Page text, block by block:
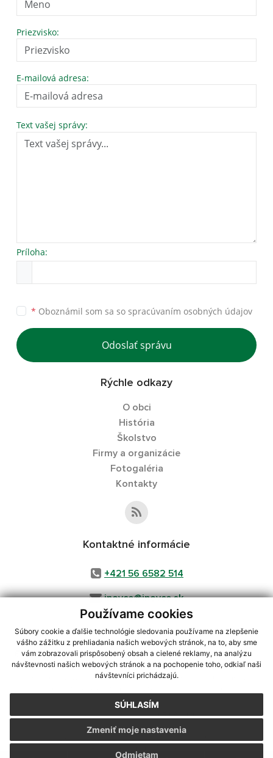
Používame cookies
Súbory cookie a ďalšie technológie sledovania používame na zlepšenie
vášho zážitku z prehliadania našich webových stránok, na to, aby sme
vám zobrazovali prispôsobený obsah a cielené reklamy, na analýzu
návštevnosti našich webových stránok a na pochopenie toho, odkiaľ naši
návštevníci prichádzajú.
SÚHLASÍM
Odmietam
Zmeniť moje nastavenia
Priezvisko:
E-mailová adresa:
Text vašej správy:
Príloha:
* Oboznámil som sa so spracúvaním osobných údajov
Odoslať správu
Rýchle odkazy
O obci
História
Školstvo
Firmy a organizácie
Fotogaléria
Kontakty
Kontaktné informácie
+421 56 6582 514
inovce@inovce.sk
využite možnosť získavania aktuálnych informácií s využitím RSS
CMS systém (redakčný) systém ECHELON 2,Mapa stránok,web portál
webex.digital, s.r.o.,domény,registrácia domény
Posledná aktualizácia:05.08.2026
Vytlačiť stránku|Vyhlásenie o prístupnosti